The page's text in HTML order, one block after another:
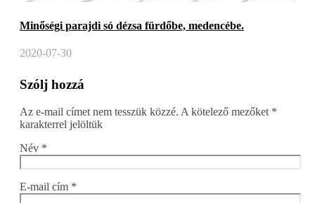
Minőségi parajdi só dézsa fürdőbe, medencébe.
2020-07-30
Szólj hozzá
Az e-mail címet nem tesszük közzé. A kötelező mezőket *
karakterrel jelöltük
Név *
E-mail cím *